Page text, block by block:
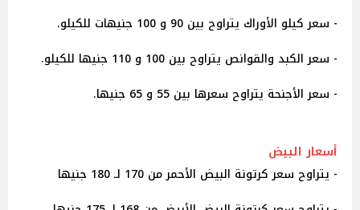
- سعر كيلو الأوراك يتراوح بين 90 و 100 جنيهات للكيلو.
- سعر الكبد والقوانص يتراوح بين 100 و 110 جنيها للكيلو.
- سعر الأجنحة يتراوح سعرها بين 55 و 65 جنيها.
أسعار البيض
- يتراوح سعر كرتونة البيض الأحمر من 170 لـ 180 جنيها